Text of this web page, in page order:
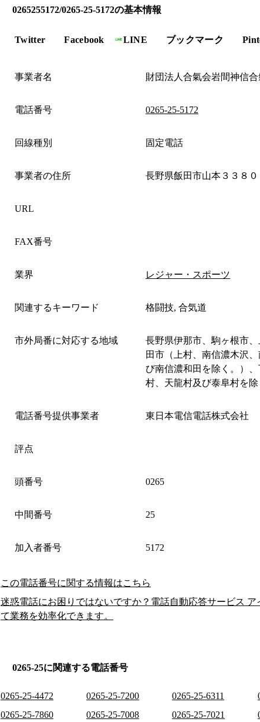
0265255172/0265-25-5172の基本情報
Twitter Facebook LINE ブックマーク
事業者名 財団法人合氣会岩間神信
電話番号 0265-25-5172
回線種別 固定電話
事業者の住所 長野県飯田市山本３３８０
URL
FAX番号
業界 レジャー・スポーツ
関連するキーワード 格闘技, 合気道
市外局番に対応する地域
長野県伊那市、駒ヶ根市
田市（上村、南信濃木沢
び南信濃和田を除く。）
村、天龍村及び泰阜村を除
電話番号提供事業者 東日本電信電話株式会社
評点
頭番号 0265
中間番号 25
加入者番号 5172
この電話番号に関する情報はこちら
迷惑電話にお困りではないですか？電話自動応答サービス
て業務を効率化できます。
0265-25に関連する電話番号
0265-25-4472 0265-25-7200 0265-25-6311
0265-25-7860
0265-25-7008 0265-25-7021